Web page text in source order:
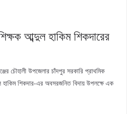
আব্দুল হাকিম শিকদারের
চৌহালী উপজেলার চাঁদপুর সরকারি প্রাথমিক
হাকিম শিকদার-এর অবসরজনিত বিদায় উপলক্ষে এক